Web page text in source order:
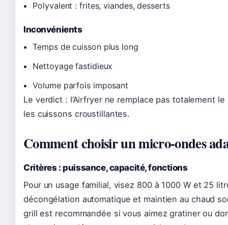
Polyvalent : frites, viandes, desserts
Inconvénients
Temps de cuisson plus long
Nettoyage fastidieux
Volume parfois imposant
Le verdict : l’Airfryer ne remplace pas totalement
les cuissons croustillantes.
Comment choisir un micro-ondes
Critères : puissance, capacité, fonctions
Pour un usage familial, visez 800 à 1000 W et 25
décongélation automatique et maintien au chaud
grill est recommandée si vous aimez gratiner ou